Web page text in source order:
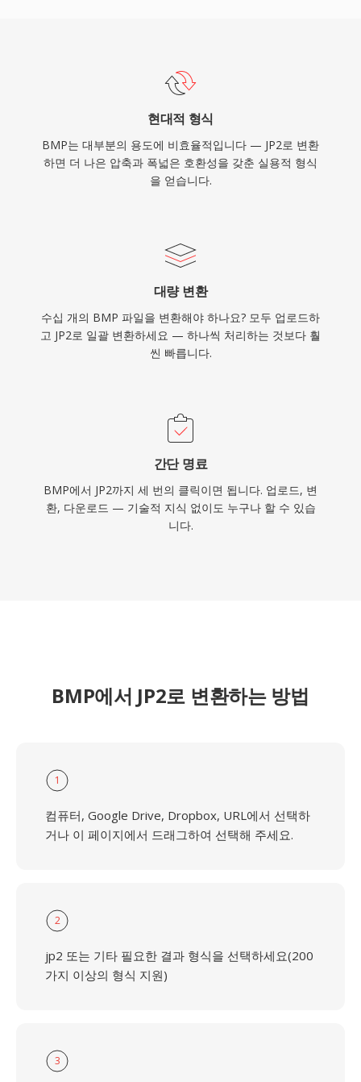
현대적 형식
BMP는 대부분의 용도에 비효율적입니다 — JP2로 변환
하면 더 나은 압축과 폭넓은 호환성을 갖춘 실용적 형식
을 얻습니다.
대량 변환
수십 개의 BMP 파일을 변환해야 하나요? 모두 업로드하
고 JP2로 일괄 변환하세요 — 하나씩 처리하는 것보다 훨
씬 빠릅니다.
간단 명료
BMP에서 JP2까지 세 번의 클릭이면 됩니다. 업로드, 변
환, 다운로드 — 기술적 지식 없이도 누구나 할 수 있습
니다.
BMP에서 JP2로 변환하는 방법
1
컴퓨터, Google Drive, Dropbox, URL에서 선택하
거나 이 페이지에서 드래그하여 선택해 주세요.
2
jp2 또는 기타 필요한 결과 형식을 선택하세요(200
가지 이상의 형식 지원)
3